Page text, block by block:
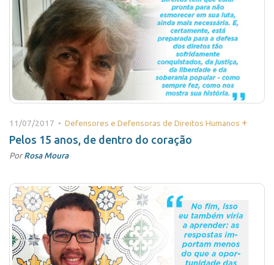
11/07/2017 • Defensores e Defensoras de Direitos Humanos +
Pelos 15 anos, de dentro do coração
PorRosa Moura